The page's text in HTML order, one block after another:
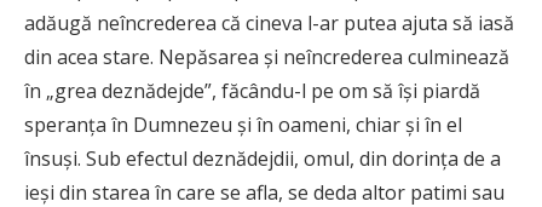
adăugă neîncrederea că cineva l-ar putea ajuta să iasă
din acea stare. Nepăsarea şi neîncrederea culminează
în „grea deznădejde”, făcându-l pe om să îşi piardă
speranţa în Dumnezeu şi în oameni, chiar şi în el
însuşi. Sub efectul deznădejdii, omul, din dorinţa de a
ieşi din starea în care se afla, se deda altor patimi sau